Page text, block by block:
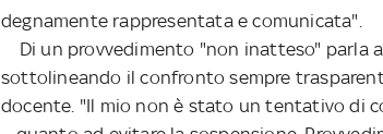
degnamente rappresentata e comunicata".
Di un provvedimento "non inatteso" parla
sottolineando il confronto sempre
docente. "Il mio non è stato un tentativo di